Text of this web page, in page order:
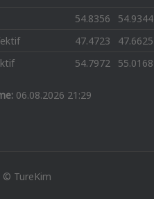
54.8356
54.9344
47.4723
47.6625
54.7972 55.0168
06.08.2026 21:29
© TureKim